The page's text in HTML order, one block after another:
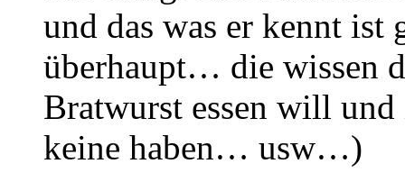
und das was er kennt ist
überhaupt… die wissen
Bratwurst essen will
keine haben… usw…)